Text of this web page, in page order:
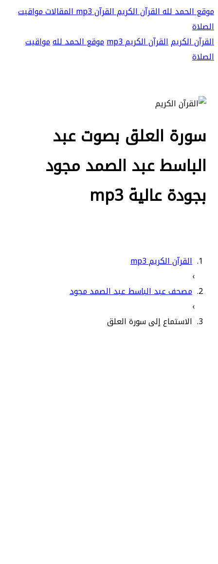
موقع الحمد للهالقرآن الكريمالقرآن mp3 المقالاتمواقيت
الصلاة
القرآن الكريمالقرآن الكريم mp3 موقع الحمد للهمواقيت
الصلاة
سورة العلق بصوت عبد
الباسط عبد الصمد مجود
بجودة عالية mp3
القرآن الكريم mp3
›
مصحف عبد الباسط عبد الصمد مجود
›
الاستماع إلى سورة العلق